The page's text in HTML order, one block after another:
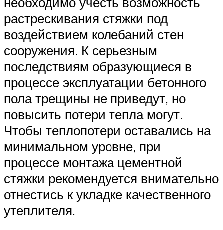
растрескивания стяжки под
воздействием колебаний стен
сооружения. К серьезным
последствиям образующиеся в
процессе эксплуатации бетонного
пола трещины не приведут, но
повысить потери тепла могут.
Чтобы теплопотери оставались на
минимальном уровне, при
процессе монтажа цементной
стяжки рекомендуется внимательно
отнестись к укладке качественного
утеплителя.